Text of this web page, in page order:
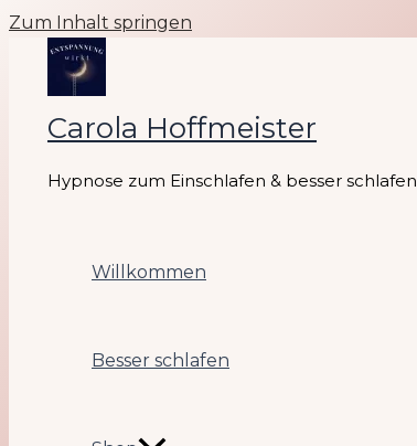
Zum Inhalt springen
Carola Hoffmeister
Hypnose zum Einschlafen & besser schlafen
Willkommen
Besser schlafen